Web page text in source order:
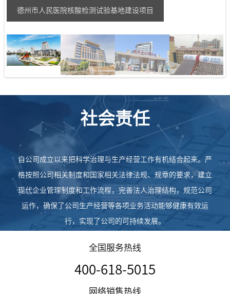
德州市人民医院核酸检测试验基地建设项目
社会责任
自公司成立以来把科学治理与生产经营工作有机结合起来。严
格按照公司相关制度和国家相关法律法规、规章的要求，建立
现代企业管理制度和工作流程，完善法人治理结构，规范公司
运作，确保了公司生产经营等各项业务活动能够健康有效运
行，实现了公司的可持续发展。
全国服务热线
400-618-5015
网络销售热线